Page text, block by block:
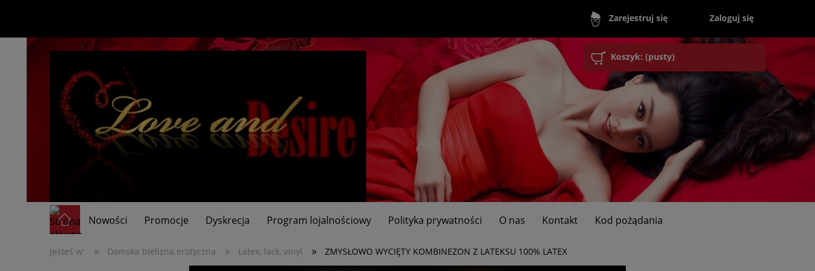
Zarejestruj się Zaloguj się
Koszyk: (pusty)
Nowości Promocje Dyskrecja Program lojalnościowy Polityka prywatności O nas Kontakt Kod pożądania
Jesteś w: » Damska bielizna erotyczna » Latex, lack, vinyl » ZMYSŁOWO WYCIĘTY KOMBINEZON Z LATEKSU 100% LATEX